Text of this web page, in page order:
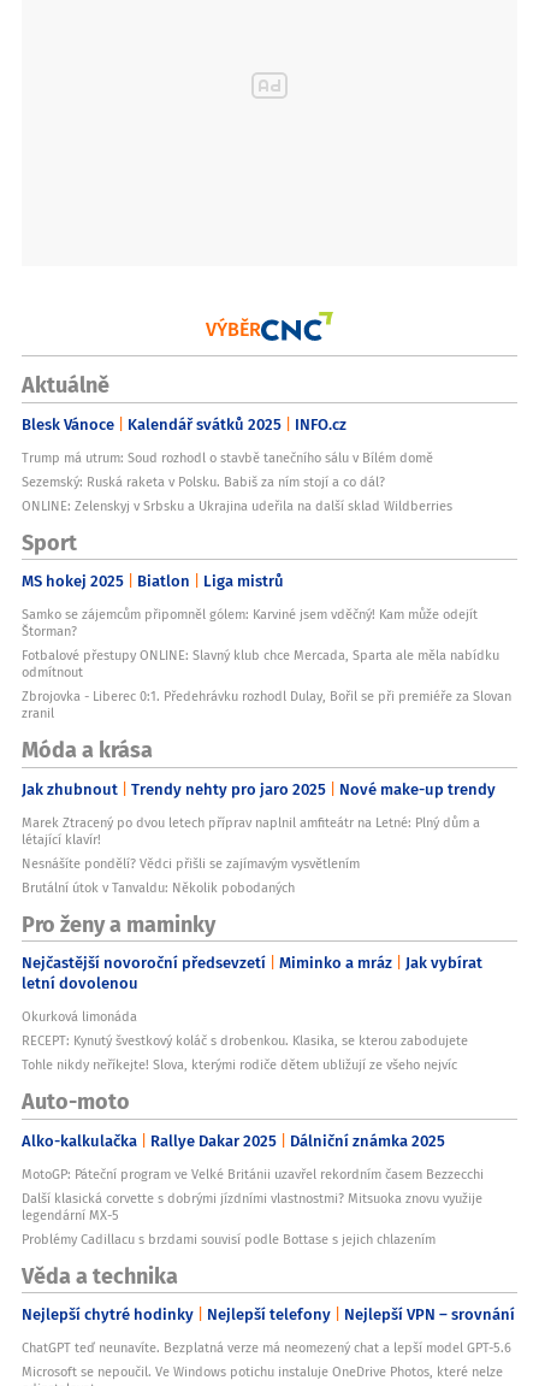
VÝBĚR
Aktuálně
Blesk Vánoce Kalendář svátků 2025 INFO.cz
Trump má utrum: Soud rozhodl o stavbě tanečního sálu v Bílém domě
Sezemský: Ruská raketa v Polsku. Babiš za ním stojí a co dál?
ONLINE: Zelenskyj v Srbsku a Ukrajina udeřila na další sklad Wildberries
Sport
MS hokej 2025 Biatlon Liga mistrů
Samko se zájemcům připomněl gólem: Karviné jsem vděčný! Kam může odejít
Štorman?
Fotbalové přestupy ONLINE: Slavný klub chce Mercada, Sparta ale měla nabídku
odmítnout
Zbrojovka - Liberec 0:1. Předehrávku rozhodl Dulay, Bořil se při premiéře za Slovan
zranil
Móda a krása
Jak zhubnout Trendy nehty pro jaro 2025 Nové make-up trendy
Marek Ztracený po dvou letech příprav naplnil amfiteátr na Letné: Plný dům a
létající klavír!
Nesnášíte pondělí? Vědci přišli se zajímavým vysvětlením
Brutální útok v Tanvaldu: Několik pobodaných
Pro ženy a maminky
Nejčastější novoroční předsevzetí Miminko a mráz Jak vybírat
letní dovolenou
Okurková limonáda
RECEPT: Kynutý švestkový koláč s drobenkou. Klasika, se kterou zabodujete
Tohle nikdy neříkejte! Slova, kterými rodiče dětem ubližují ze všeho nejvíc
Auto-moto
Alko-kalkulačka Rallye Dakar 2025 Dálniční známka 2025
MotoGP: Páteční program ve Velké Británii uzavřel rekordním časem Bezzecchi
Další klasická corvette s dobrými jízdními vlastnostmi? Mitsuoka znovu využije
legendární MX-5
Problémy Cadillacu s brzdami souvisí podle Bottase s jejich chlazením
Věda a technika
Nejlepší chytré hodinky Nejlepší telefony Nejlepší VPN – srovnání
ChatGPT teď neunavíte. Bezplatná verze má neomezený chat a lepší model GPT-5.6
Microsoft se nepoučil. Ve Windows potichu instaluje OneDrive Photos, které nelze